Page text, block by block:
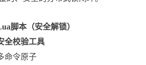
脚本（安全解锁）
全校验工具
命令原子